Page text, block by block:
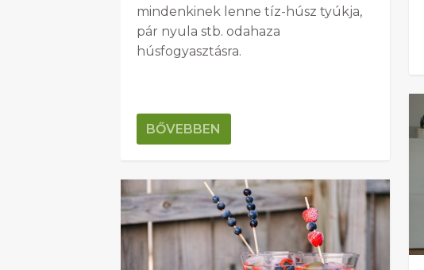
mindenkinek lenne tíz-húsz tyúkja,
pár nyula stb. odahaza
húsfogyasztásra.
BŐVEBBEN